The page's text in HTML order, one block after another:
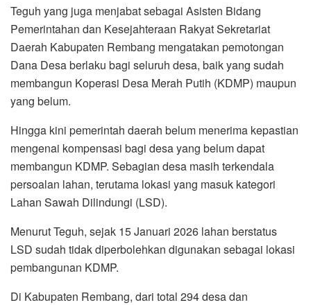
Teguh yang juga menjabat sebagai Asisten Bidang
Pemerintahan dan Kesejahteraan Rakyat Sekretariat
Daerah Kabupaten Rembang mengatakan pemotongan
Dana Desa berlaku bagi seluruh desa, baik yang sudah
membangun Koperasi Desa Merah Putih (KDMP) maupun
yang belum.
Hingga kini pemerintah daerah belum menerima kepastian
mengenai kompensasi bagi desa yang belum dapat
membangun KDMP. Sebagian desa masih terkendala
persoalan lahan, terutama lokasi yang masuk kategori
Lahan Sawah Dilindungi (LSD).
Menurut Teguh, sejak 15 Januari 2026 lahan berstatus
LSD sudah tidak diperbolehkan digunakan sebagai lokasi
pembangunan KDMP.
Di Kabupaten Rembang, dari total 294 desa dan